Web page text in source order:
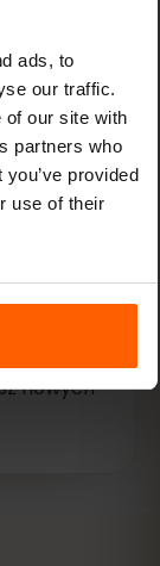
ads, to
our traffic.
of our site with
partners who
provided
use of their
nowych